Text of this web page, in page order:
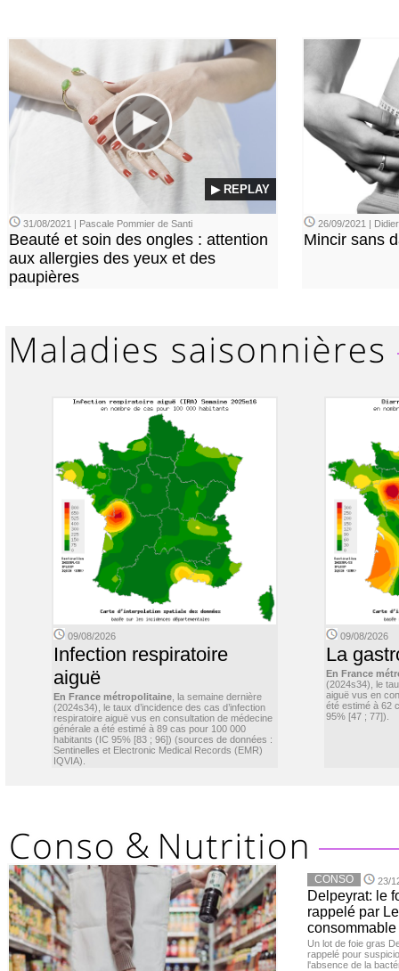
▶ REPLAY
31/08/2021 | Pascale Pommier de Santi
Beauté et soin des ongles : attention
aux allergies des yeux et des
paupières
26/09/2021 |
Mincir sans
09/08/2026
Infection respiratoire
aiguë
En France métropolitaine , la semaine dernière
(2024s34), le taux d’incidence des cas d’infection
respiratoire aiguë vus en consultation de médecine
générale a été estimé à 89 cas pour 100 000
habitants (IC 95% [83 ; 96]) (sources de données :
Sentinelles et Electronic Medical Records (EMR)
IQVIA).
09/08/2026
La
En France
(2024s34), le
aiguë vus en
été estimé à 62
95% [47 ; 77]).
CONSO 23/
Delpeyrat: le
rappelé par
consommable
Un lot de foie gras
rappelé pour
l'absence de la